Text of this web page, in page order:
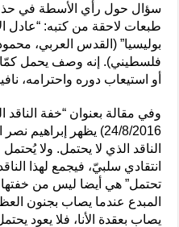
سؤال حول رأي الأسطة في
طبعات لاحقة من كتبه: “عادل
بوليسيا” (القدس العربي،
فلسطيني). إنه وصف يحمل كمّا
أو استيعاب دوره واحترامه،
وفي مقالة بعنوان “خفة الناقد
24/8/2016) يظهر
الناقد الذي لا يحتمل. ولا
انتقادي سلبيّ، فيجمع لهذا
تحتمل” هي أيضا ليس من خفتها؛
المبدع عندما يصاب بجنون
يصاب بعقدة الأنا، فلا يعود يحتمل